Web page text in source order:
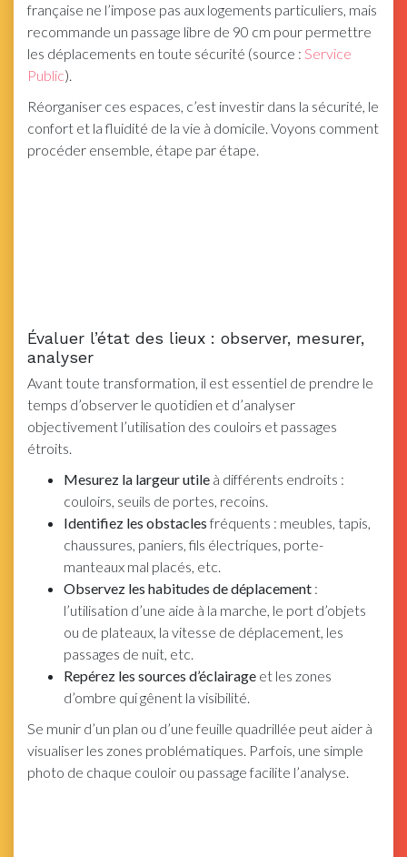
française ne l’impose pas aux logements particuliers, mais
recommande un passage libre de 90 cm pour permettre
les déplacements en toute sécurité (source : Service
Public).
Réorganiser ces espaces, c’est investir dans la sécurité, le
confort et la fluidité de la vie à domicile. Voyons comment
procéder ensemble, étape par étape.
Évaluer l’état des lieux : observer, mesurer,
analyser
Avant toute transformation, il est essentiel de prendre le
temps d’observer le quotidien et d’analyser
objectivement l’utilisation des couloirs et passages
étroits.
Mesurez la largeur utile à différents endroits :
couloirs, seuils de portes, recoins.
Identifiez les obstaclesfréquents : meubles, tapis,
chaussures, paniers, fils électriques, porte-
manteaux mal placés, etc.
Observez les habitudes de déplacement :
l’utilisation d’une aide à la marche, le port d’objets
ou de plateaux, la vitesse de déplacement, les
passages de nuit, etc.
Repérez les sources d’éclairage et les zones
d’ombre qui gênent la visibilité.
Se munir d’un plan ou d’une feuille quadrillée peut aider à
visualiser les zones problématiques. Parfois, une simple
photo de chaque couloir ou passage facilite l’analyse.